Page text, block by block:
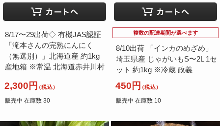
8/17〜29出荷◇ 有機JAS認証
「滝本さんの完熟にんにく
（無選別）」北海道産 約1kg
産地箱 ※常温 北海道赤井川村
2,300円（税込）
販売中 在庫数 30
複数の配達期間が選べます
8/10出荷 「インカのめざめ」
埼玉県産 じゃがいもS〜2L 1セ
ット 約1kg ※冷蔵 政義
450円（税込）
販売中 在庫数 10